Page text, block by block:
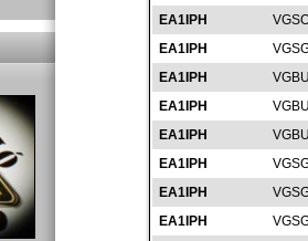
EA1IPH
EA1IPH
EA1IPH
EA1IPH
EA1IPH
EA1IPH
EA1IPH
EA1IPH